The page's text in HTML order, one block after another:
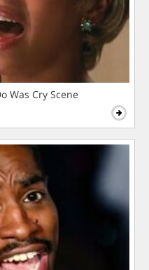
Was Cry Scene